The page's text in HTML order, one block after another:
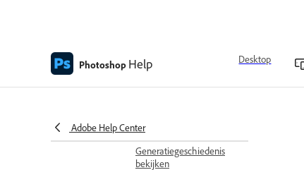
Photoshop Help Desktop
Adobe Help Center
Afbeeldingen maken en openen
Clouddocumenten openen
Generatiegeschiedenis
bekijken